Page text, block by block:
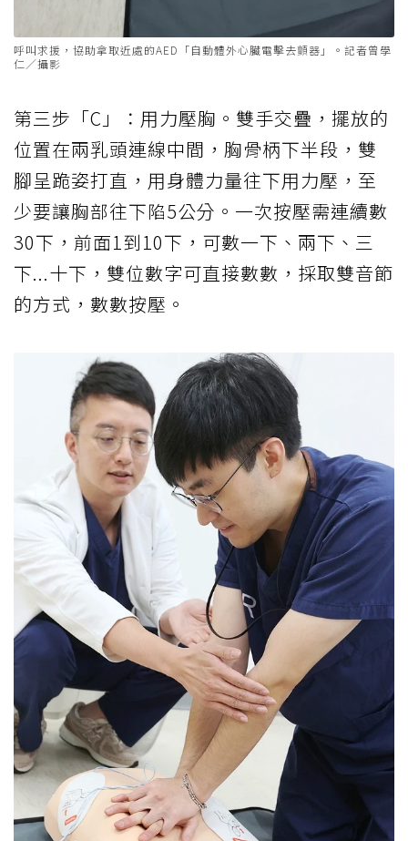
呼叫求援，協助拿取近處的AED「自動體外心臟電擊去顫器」。記者曾學
仁／攝影
第三步「C」：用力壓胸。雙手交疊，擺放的
位置在兩乳頭連線中間，胸骨柄下半段，雙
腳呈跪姿打直，用身體力量往下用力壓，至
少要讓胸部往下陷5公分。一次按壓需連續數
30下，前面1到10下，可數一下、兩下、三
下...十下，雙位數字可直接數數，採取雙音節
的方式，數數按壓。